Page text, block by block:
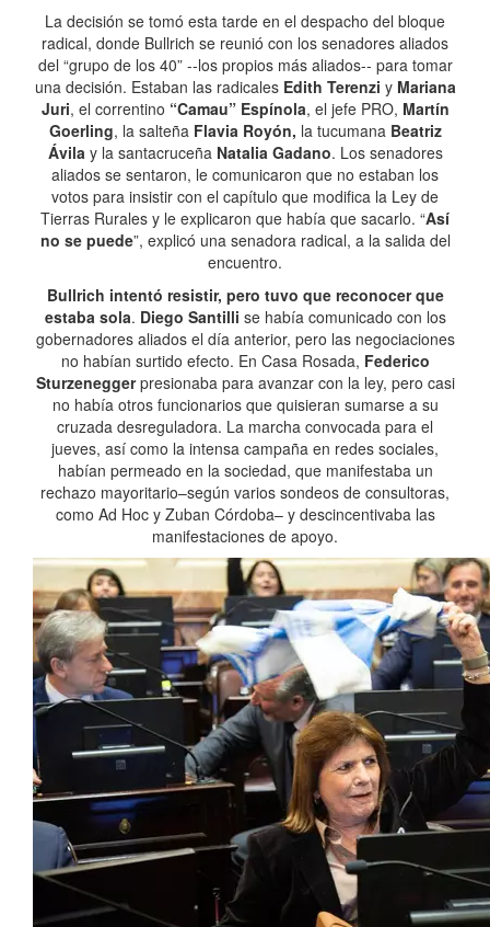
La decisión se tomó esta tarde en el despacho del bloque
radical, donde Bullrich se reunió con los senadores aliados
del “grupo de los 40” --los propios más aliados-- para tomar
una decisión. Estaban las radicales Edith Terenzi y Mariana
Juri, el correntino “Camau” Espínola, el jefe PRO, Martín
Goerling, la salteña Flavia Royón, la tucumana Beatriz
Ávilay la santacruceñaNatalia Gadano. Los senadores
aliados se sentaron, le comunicaron que no estaban los
votos para insistir con el capítulo que modifica la Ley de
Tierras Rurales y le explicaron que había que sacarlo. “Así
no se puede”, explicó una senadora radical, a la salida del
encuentro.
Bullrich intentó resistir, pero tuvo que reconocer que
estaba sola. Diego Santilli se había comunicado con los
gobernadores aliados el día anterior, pero las negociaciones
no habían surtido efecto. En Casa Rosada, Federico
Sturzeneggerpresionaba para avanzar con la ley, pero casi
no había otros funcionarios que quisieran sumarse a su
cruzada desreguladora. La marcha convocada para el
jueves, así como la intensa campaña en redes sociales,
habían permeado en la sociedad, que manifestaba un
rechazo mayoritario–según varios sondeos de consultoras,
como Ad Hoc y Zuban Córdoba– y descincentivaba las
manifestaciones de apoyo.